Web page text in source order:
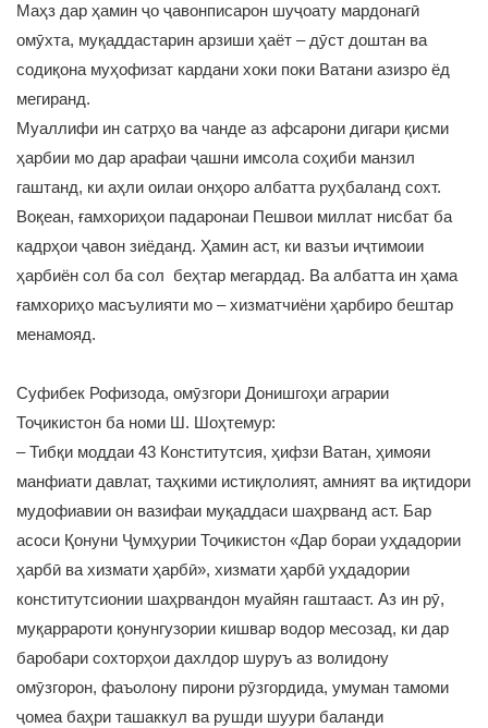
Маҳз дар ҳамин ҷо ҷавонписарон шуҷоату мардонагӣ
омӯхта, муқаддастарин арзиши ҳаёт – дӯст доштан ва
содиқона муҳофизат кардани хоки поки Ватани азизро ёд
мегиранд.
Муаллифи ин сатрҳо ва чанде аз афсарони дигари қисми
ҳарбии мо дар арафаи ҷашни имсола соҳиби манзил
гаштанд, ки аҳли оилаи онҳоро албатта руҳбаланд сохт.
Воқеан, ғамхориҳои падаронаи Пешвои миллат нисбат ба
кадрҳои ҷавон зиёданд. Ҳамин аст, ки вазъи иҷтимоии
ҳарбиён сол ба сол беҳтар мегардад. Ва албатта ин ҳама
ғамхориҳо масъулияти мо – хизматчиёни ҳарбиро бештар
менамояд.
Суфибек Рофизода, омӯзгори Донишгоҳи аграрии
Тоҷикистон ба номи Ш. Шоҳтемур:
– Тибқи моддаи 43 Конститутсия, ҳифзи Ватан, ҳимояи
манфиати давлат, таҳкими истиқлолият, амният ва иқтидори
мудофиавии он вазифаи муқаддаси шаҳрванд аст. Бар
асоси Қонуни Ҷумҳурии Тоҷикистон «Дар бораи уҳдадории
ҳарбӣ ва хизмати ҳарбӣ», хизмати ҳарбӣ уҳдадории
конститутсионии шаҳрвандон муайян гаштааст. Аз ин рӯ,
муқаррароти қонунгузории кишвар водор месозад, ки дар
баробари сохторҳои дахлдор шуруъ аз волидону
омӯзгорон, фаъолону пирони рӯзгордида, умуман тамоми
ҷомеа баҳри ташаккул ва рушди шуури баланди